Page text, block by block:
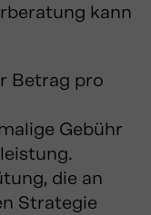
kann
Betrag pro
Gebühr
die an
Strategie